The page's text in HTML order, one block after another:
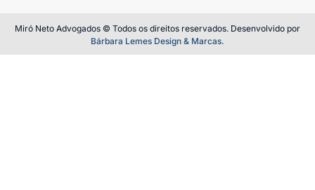
Miró Neto Advogados © Todos os direitos reservados. Desenvolvido por
Bárbara Lemes Design & Marcas.